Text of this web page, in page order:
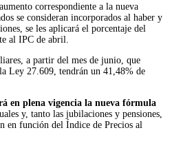
correspondiente a la nueva
se consideran incorporados al haber y
se les aplicará el porcentaje del
al IPC de abril.
a partir del mes de junio, que
Ley 27.609, tendrán un 41,48% de
en plena vigencia la nueva fórmula
y, tanto las jubilaciones y pensiones,
en función del Índice de Precios al